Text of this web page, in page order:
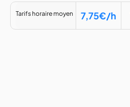
Tarifs horaire moyen 7,75€/h